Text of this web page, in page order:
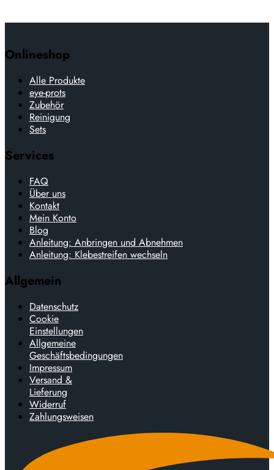
Onlineshop
Alle Produkte
eye-prots
Zubehör
Reinigung
Sets
Services
FAQ
Über uns
Kontakt
Mein Konto
Blog
Anleitung: Anbringen und Abnehmen
Anleitung: Klebestreifen wechseln
Allgemein
Datenschutz
Cookie
Einstellungen
Allgemeine
Geschäftsbedingungen
Impressum
Versand &
Lieferung
Widerruf
Zahlungsweisen